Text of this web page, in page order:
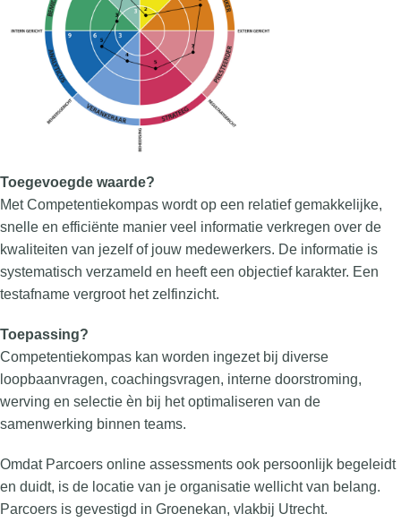
Toegevoegde waarde?
Met Competentiekompas wordt op een relatief gemakkelijke,
snelle en efficiënte manier veel informatie verkregen over de
kwaliteiten van jezelf of jouw medewerkers. De informatie is
systematisch verzameld en heeft een objectief karakter. Een
testafname vergroot het zelfinzicht.
Toepassing?
Competentiekompas kan worden ingezet bij diverse
loopbaanvragen, coachingsvragen, interne doorstroming,
werving en selectie èn bij het optimaliseren van de
samenwerking binnen teams.
Omdat Parcoers online assessments ook persoonlijk begeleidt
en duidt, is de locatie van je organisatie wellicht van belang.
Parcoers is gevestigd in Groenekan, vlakbij Utrecht.